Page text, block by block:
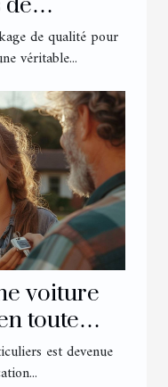
pour
de qualité pour
véritable...
voiture
toute
est devenue